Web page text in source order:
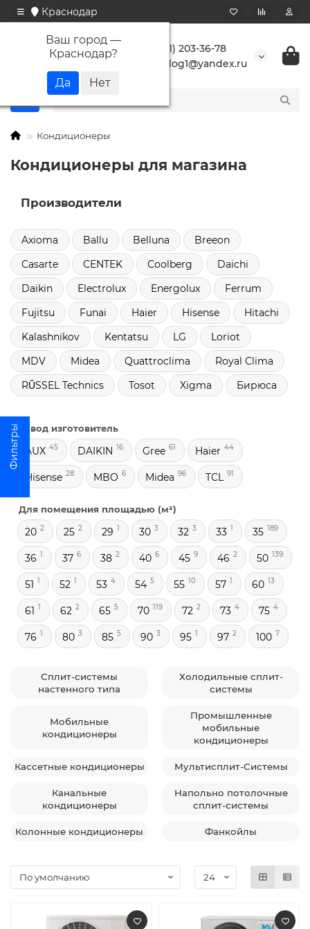
Краснодар
Ваш город —
Краснодар?
+7 (861) 203-36-78
buranlog1@yandex.ru
Кондиционеры
Кондиционеры для магазина
Производители
Axioma Ballu Belluna
Breeon
Casarte
CENTEK Coolberg
Daichi
Daikin
Electrolux Energolux
Ferrum
Fujitsu
Funai Haier Hisense
Hitachi
Kalashnikov
Kentatsu LG
Loriot
MDV
Midea Quattroclima
Royal Clima
RŬSSEL Technics
Tosot Xigma Бирюса
Завод изготовитель
AUX 45 DAIKIN 16 Gree 61 Haier 44
Hisense 28 MBO 6 Midea 96 TCL 91
Для помещения площадью (м²)
20 2 25 2 29 1 30 3 32 3 33 1 35 189
36 1 37 6 38 2 40 6 45 9 46 2 50 139
51 1 52 1 53 4 54 5 55 10 57 1 60 13
61 1 62 2 65 5 70 119 72 2 73 4 75 4
76 1 80 3 85 5 90 3 95 1 97 2 100 7
Сплит-системы
настенного типа
Холодильные сплит-
системы
Мобильные
кондиционеры
Промышленные
мобильные
кондиционеры
Кассетные кондиционеры Мультисплит-Системы
Канальные
кондиционеры
Напольно потолочные
сплит-системы
Колонные кондиционеры Фанкойлы